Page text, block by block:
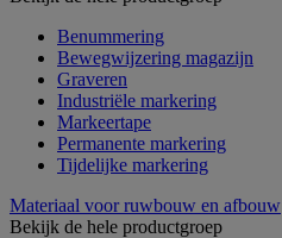
Benummering
Bewegwijzering magazijn
Graveren
Industriële markering
Markeertape
Permanente markering
Tijdelijke markering
Materiaal voor ruwbouw en afbouw
Bekijk de hele productgroep